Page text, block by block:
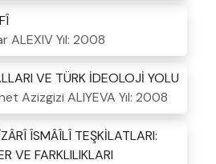
ALEXIVYıl: 2008
VE TÜRK İDEOLOJİ YOLU
Azizgizi ALIYEVA Yıl: 2008
ÎSMÂÎLÎ TEŞKİLATLARI:
VE FARKLILIKLARI